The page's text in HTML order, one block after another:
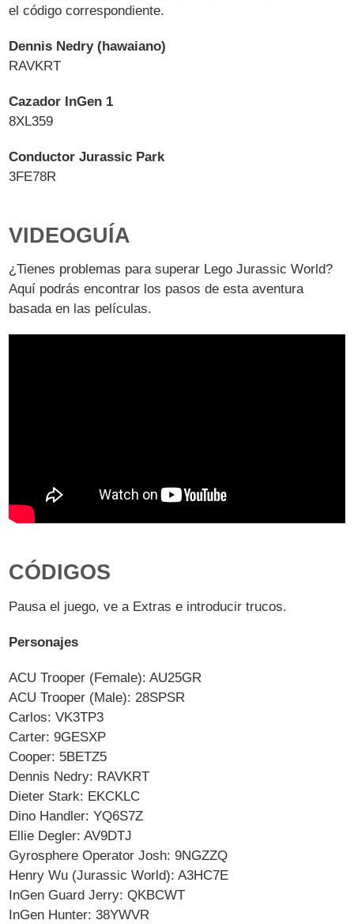
el código correspondiente.
Dennis Nedry (hawaiano)
RAVKRT
Cazador InGen 1
8XL359
Conductor Jurassic Park
3FE78R
VIDEOGUÍA
¿Tienes problemas para superar Lego Jurassic World?
Aquí podrás encontrar los pasos de esta aventura
basada en las películas.
CÓDIGOS
Pausa el juego, ve a Extras e introducir trucos.
Personajes
ACU Trooper (Female): AU25GR
ACU Trooper (Male): 28SPSR
Carlos: VK3TP3
Carter: 9GESXP
Cooper: 5BETZ5
Dennis Nedry: RAVKRT
Dieter Stark: EKCKLC
Dino Handler: YQ6S7Z
Ellie Degler: AV9DTJ
Gyrosphere Operator Josh: 9NGZZQ
Henry Wu (Jurassic World): A3HC7E
InGen Guard Jerry: QKBCWT
InGen Hunter: 38YWVR